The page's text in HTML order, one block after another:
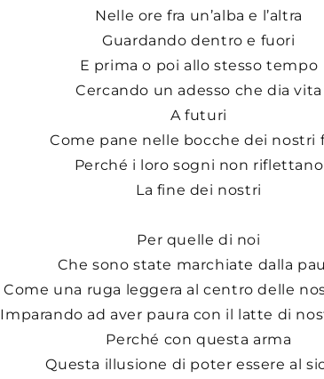
Nelle ore fra un’alba e l’altra
Guardando dentro e fuori
E prima o poi allo stesso tempo
Cercando un adesso che dia vita
A futuri
Come pane nelle bocche dei nostri
Perché i loro sogni non riflettano
La fine dei nostri
Per quelle di noi
Che sono state marchiate dalla
Come una ruga leggera al centro delle
Imparando ad aver paura con il latte di
Perché con questa arma
Questa illusione di poter essere al